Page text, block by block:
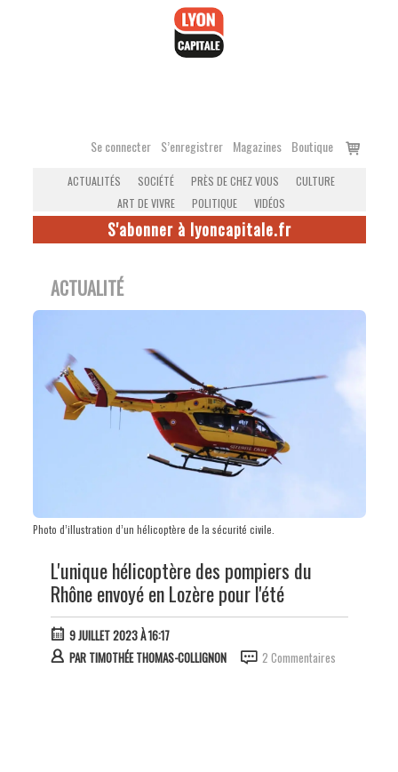
Se connecter S’enregistrer Magazines Boutique
Voir
ACTUALITÉS SOCIÉTÉ PRÈS DE CHEZ VOUS
CULTURE
ART DE VIVRE
POLITIQUE VIDÉOS
S'abonner à lyoncapitale.fr
ACTUALITÉ
Photo d’illustration d’un hélicoptère de la sécurité civile.
L'unique hélicoptère des pompiers du
Rhône envoyé en Lozère pour l'été
9 JUILLET 2023 À 16:17
PAR TIMOTHÉE THOMAS-COLLIGNON 2 Commentaires